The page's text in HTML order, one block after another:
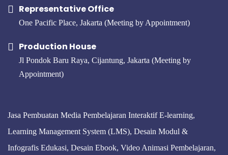
Representative Office
One Pacific Place, Jakarta (Meeting by Appointment)
Production House
Jl Pondok Baru Raya, Cijantung, Jakarta (Meeting by
Appointment)
Jasa Pembuatan Media Pembelajaran Interaktif E-learning,
Learning Management System (LMS), Desain Modul &
Infografis Edukasi, Desain Ebook, Video Animasi Pembelajaran,